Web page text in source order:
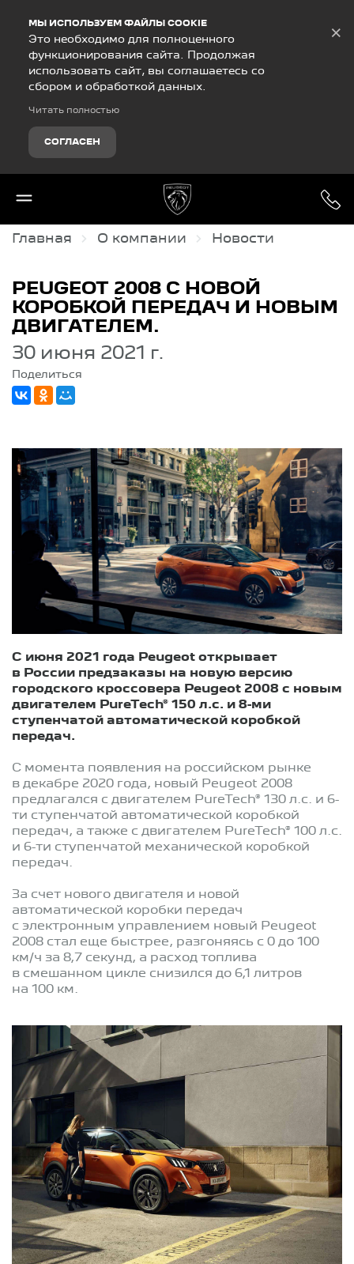
МЫ ИСПОЛЬЗУЕМ ФАЙЛЫ COOKIE
Это необходимо для полноценного
функционирования сайта. Продолжая
использовать сайт, вы соглашаетесь со
сбором и обработкой данных.
Читать полностью
СОГЛАСЕН
×
Главная О компании Новости
PEUGEOT 2008 С НОВОЙ
КОРОБКОЙ ПЕРЕДАЧ И НОВЫМ
ДВИГАТЕЛЕМ.
30 июня 2021 г.
Поделиться
С июня 2021 года Peugeot открывает
в России предзаказы на новую версию
городского кроссовера Peugeot 2008 с новым
двигателем PureTech® 150 л.с. и 8-ми
ступенчатой автоматической коробкой
передач.
С момента появления на российском рынке
в декабре 2020 года, новый Peugeot 2008
предлагался с двигателем PureTech® 130 л.с. и 6-
ти ступенчатой автоматической коробкой
передач, а также с двигателем PureTech® 100 л.с.
и 6-ти ступенчатой механической коробкой
передач.
За счет нового двигателя и новой
автоматической коробки передач
с электронным управлением новый Peugeot
2008 стал еще быстрее, разгоняясь с 0 до 100
км/ч за 8,7 секунд, а расход топлива
в смешанном цикле снизился до 6,1 литров
на 100 км.